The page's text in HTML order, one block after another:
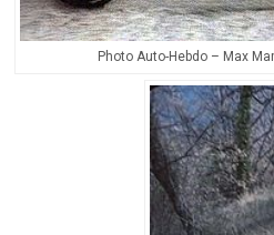
Photo Auto-Hebdo – Max